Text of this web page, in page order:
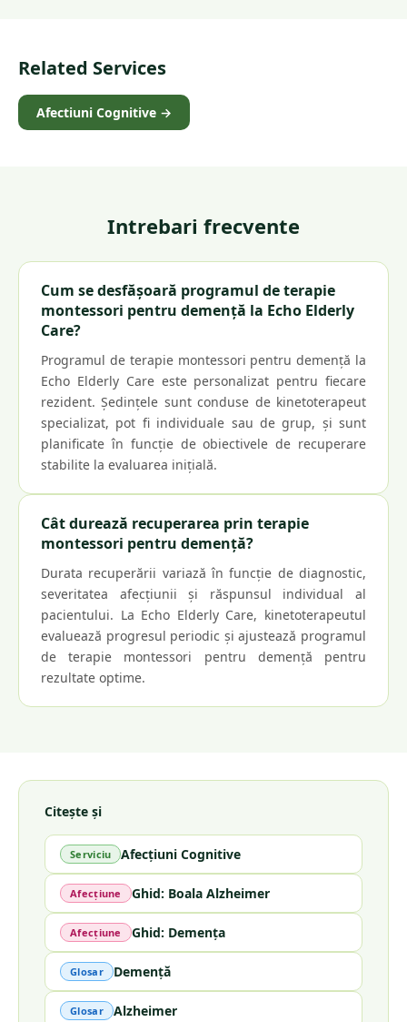
Related Services
Afectiuni Cognitive →
Intrebari frecvente
Cum se desfășoară programul de terapie
montessori pentru demență la Echo Elderly
Care?
Programul de terapie montessori pentru demență la
Echo Elderly Care este personalizat pentru fiecare
rezident. Ședințele sunt conduse de kinetoterapeut
specializat, pot fi individuale sau de grup, și sunt
planificate în funcție de obiectivele de recuperare
stabilite la evaluarea inițială.
Cât durează recuperarea prin terapie
montessori pentru demență?
Durata recuperării variază în funcție de diagnostic,
severitatea afecțiunii și răspunsul individual al
pacientului. La Echo Elderly Care, kinetoterapeutul
evaluează progresul periodic și ajustează programul
de terapie montessori pentru demență pentru
rezultate optime.
Citește și
Serviciu Afecțiuni Cognitive
Afecțiune Ghid: Boala Alzheimer
Afecțiune Ghid: Demența
Glosar Demență
Glosar Alzheimer